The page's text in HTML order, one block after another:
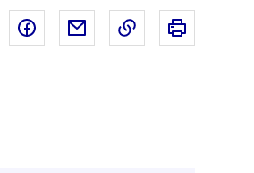
Partager sur Facebook
Partager par email
Copier dans le